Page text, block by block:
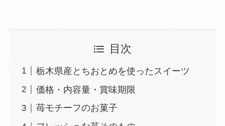
目次
栃木県産とちおとめを使ったスイーツ
価格・内容量・賞味期限
苺モチーフのお菓子